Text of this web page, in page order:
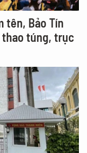
tên, Bảo Tín
thao túng, trục